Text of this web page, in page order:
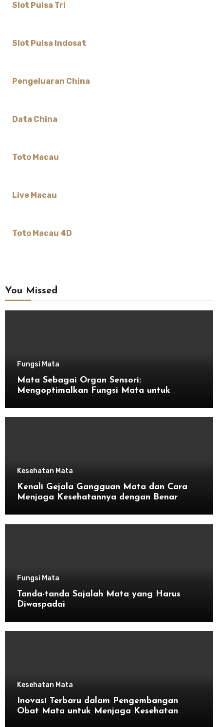
Slot Pulsa Tri
Slot Pulsa Indosat
Pengeluaran China
Data China
Toto Macau
Live Macau
Toto Macau 4D
You Missed
Fungsi Mata
Mata Sebagai Organ Sensori:
Mengoptimalkan Fungsi Mata untuk
Kesehatan Mata
Kenali Gejala Gangguan Mata dan Cara
Menjaga Kesehatannya dengan Benar
Fungsi Mata
Tanda-tanda Sajalah Mata yang Harus
Diwaspadai
Kesehatan Mata
Inovasi Terbaru dalam Pengembangan
Obat Mata untuk Menjaga Kesehatan